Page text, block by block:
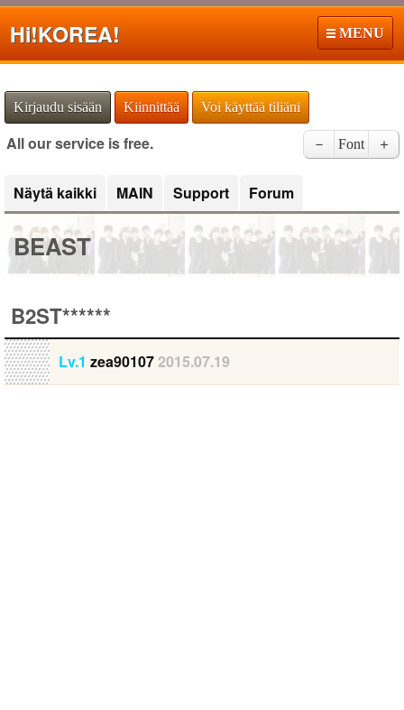
Hi!KOREA! MENU
Kirjaudu sisään Kiinnittää Voi käyttää tiliäni
All our service is free. － Font ＋
Näytä kaikki MAIN Support Forum
BEAST
B2ST******
Lv.1 zea901072015.07.19